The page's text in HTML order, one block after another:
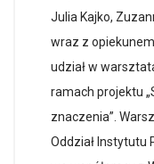
Julia Kajko,
wraz z
udział w
ramach projektu
znaczenia”.
Oddział Instytutu